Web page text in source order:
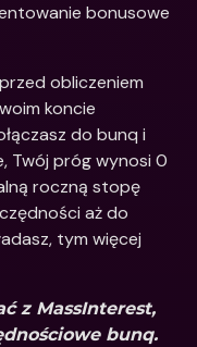
bonusowe
obliczeniem
koncie
do bunq i
Twój próg wynosi 0
roczną stopę
aż do
tym więcej
z MassInterest,
bunq.